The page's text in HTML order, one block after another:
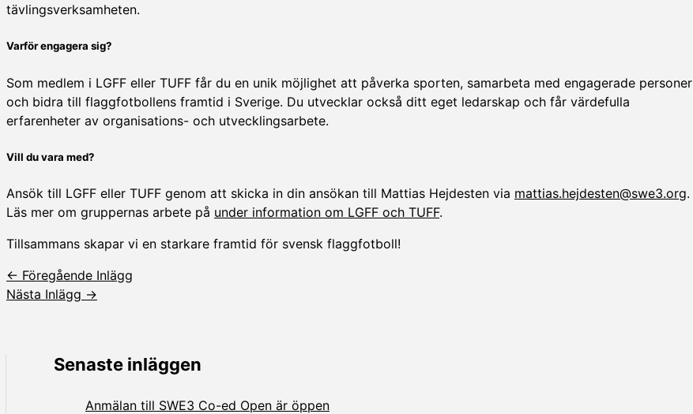
tävlingsverksamheten.
Varför engagera sig?
Som medlem i LGFF eller TUFF får du en unik möjlighet att påverka sporten, samarbeta med engagerade personer
och bidra till flaggfotbollens framtid i Sverige. Du utvecklar också ditt eget ledarskap och får värdefulla
erfarenheter av organisations- och utvecklingsarbete.
Vill du vara med?
Ansök till LGFF eller TUFF genom att skicka in din ansökan till Mattias Hejdesten via mattias.hejdesten@swe3.org.
Läs mer om gruppernas arbete på under information om LGFF och TUFF.
Tillsammans skapar vi en starkare framtid för svensk flaggfotboll!
← Föregående Inlägg
Nästa Inlägg →
Senaste inläggen
Anmälan till SWE3 Co-ed Open är öppen